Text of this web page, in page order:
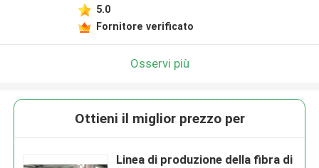
5.0
Fornitore verificato
Osservi più
Ottieni il miglior prezzo per
Linea di produzione della fibra di